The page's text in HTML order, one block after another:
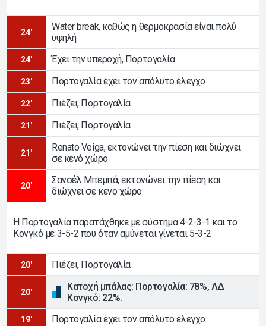
24'
Water break, καθώς η θερμοκρασία είναι πολύ
υψηλή
24' Έχει την υπεροχή, Πορτογαλία
23' Πορτογαλία έχει τον απόλυτο έλεγχο
22' Πιέζει, Πορτογαλία
21' Πιέζει, Πορτογαλία
21'
Renato Veiga, εκτονώνει την πίεση και διώχνει
σε κενό χώρο
20'
Σανσέλ Μπεμπά, εκτονώνει την πίεση και
διώχνει σε κενό χώρο
Η Πορτογαλία παρατάχθηκε με σύστημα 4-2-3-1 και το
Κονγκό με 3-5-2 που όταν αμύνεται γίνεται 5-3-2
20' Πιέζει, Πορτογαλία
20'
Κατοχή μπάλας: Πορτογαλία: 78%, ΛΔ
Κονγκό: 22%.
19' Πορτογαλία έχει τον απόλυτο έλεγχο